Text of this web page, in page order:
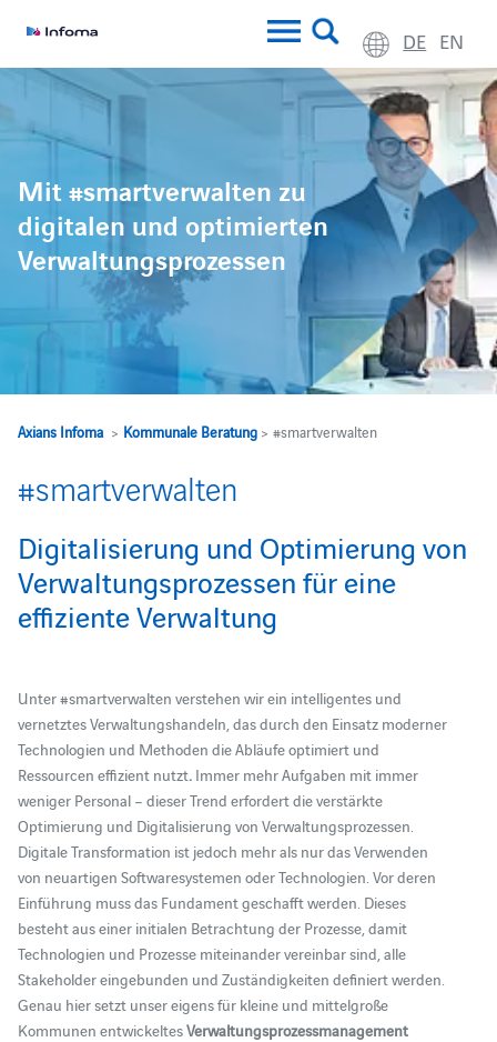
DE EN
Mit #smartverwalten zu
digitalen und optimierten
Verwaltungsprozessen
Axians Infoma> Kommunale Beratung> #smartverwalten
#smartverwalten
Digitalisierung und Optimierung von
Verwaltungsprozessen für eine
effiziente Verwaltung
Unter #smartverwalten verstehen wir ein intelligentes und
vernetztes Verwaltungshandeln, das durch den Einsatz moderner
Technologien und Methoden die Abläufe optimiert und
Ressourcen effizient nutzt. Immer mehr Aufgaben mit immer
weniger Personal – dieser Trend erfordert die verstärkte
Optimierung und Digitalisierung von Verwaltungsprozessen.
Digitale Transformation ist jedoch mehr als nur das Verwenden
von neuartigen Softwaresystemen oder Technologien. Vor deren
Einführung muss das Fundament geschafft werden. Dieses
besteht aus einer initialen Betrachtung der Prozesse, damit
Technologien und Prozesse miteinander vereinbar sind, alle
Stakeholder eingebunden und Zuständigkeiten definiert werden.
Genau hier setzt unser eigens für kleine und mittelgroße
Kommunen entwickeltesVerwaltungsprozessmanagement